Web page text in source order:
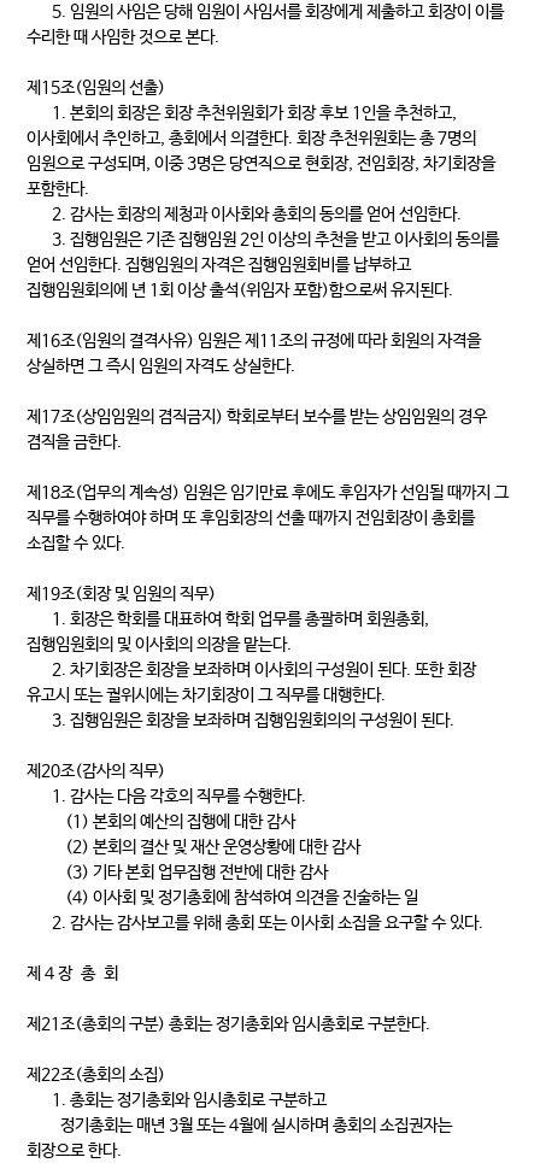
5. 임원의 사임은 당해 임원이 사임서를 회장에게 제출하고 회장이 이를
수리한 때 사임한 것으로 본다.
제15조(임원의 선출)
1. 본회의 회장은 회장 추천위원회가 회장 후보 1인을 추천하고,
이사회에서 추인하고, 총회에서 의결한다. 회장 추천위원회는 총 7명의
임원으로 구성되며, 이중 3명은 당연직으로 현회장, 전임회장, 차기회장을
포함한다.
2. 감사는 회장의 제청과 이사회와 총회의 동의를 얻어 선임한다.
3. 집행임원은 기존 집행임원 2인 이상의 추천을 받고 이사회의 동의를
얻어 선임한다. 집행임원의 자격은 집행임원회비를 납부하고
집행임원회의에 년 1회 이상 출석(위임자 포함)함으로써 유지된다.
제16조(임원의 결격사유) 임원은 제11조의 규정에 따라 회원의 자격을
상실하면 그 즉시 임원의 자격도 상실한다.
제17조(상임임원의 겸직금지) 학회로부터 보수를 받는 상임임원의 경우
겸직을 금한다.
제18조(업무의 계속성) 임원은 임기만료 후에도 후임자가 선임될 때까지 그
직무를 수행하여야 하며 또 후임회장의 선출 때까지 전임회장이 총회를
소집할 수 있다.
제19조(회장 및 임원의 직무)
1. 회장은 학회를 대표하여 학회 업무를 총괄하며 회원총회,
집행임원회의 및 이사회의 의장을 맡는다.
2. 차기회장은 회장을 보좌하며 이사회의 구성원이 된다. 또한 회장
유고시 또는 궐위시에는 차기회장이 그 직무를 대행한다.
3. 집행임원은 회장을 보좌하며 집행임원회의의 구성원이 된다.
제20조(감사의 직무)
1. 감사는 다음 각호의 직무를 수행한다.
(1) 본회의 예산의 집행에 대한 감사
(2) 본회의 결산 및 재산 운영상황에 대한 감사
(3) 기타 본회 업무집행 전반에 대한 감사
(4) 이사회 및 정기총회에 참석하여 의견을 진술하는 일
2. 감사는 감사보고를 위해 총회 또는 이사회 소집을 요구할 수 있다.
제 4 장 총 회
제21조(총회의 구분) 총회는 정기총회와 임시총회로 구분한다.
제22조(총회의 소집)
1. 총회는 정기총회와 임시총회로 구분하고
정기총회는 매년 3월 또는 4월에 실시하며 총회의 소집권자는
회장으로 한다.